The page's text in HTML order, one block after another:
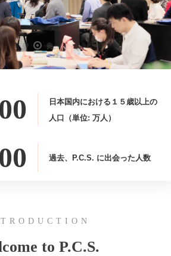
ュニケーションで解決できる！
日本国内における１５歳以上の
人口（単位: 万人）
過去、P.C.S. に出会った人数
to P.C.S.